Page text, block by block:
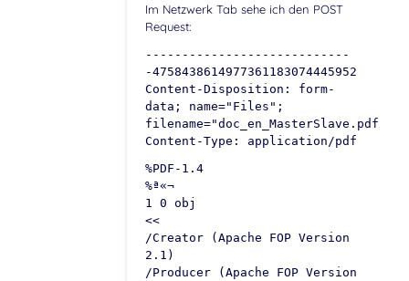
Im Netzwerk Tab sehe ich den POST
Request:
----------------------------
-4758438614977361183074445952
Content-Disposition: form-
data; name="Files";
filename="doc_en_MasterSlave.pdf"
Content-Type: application/pdf
%PDF-1.4
%ª«¬­
1 0 obj
<<
/Creator (Apache FOP Version
2.1)
/Producer (Apache FOP Version